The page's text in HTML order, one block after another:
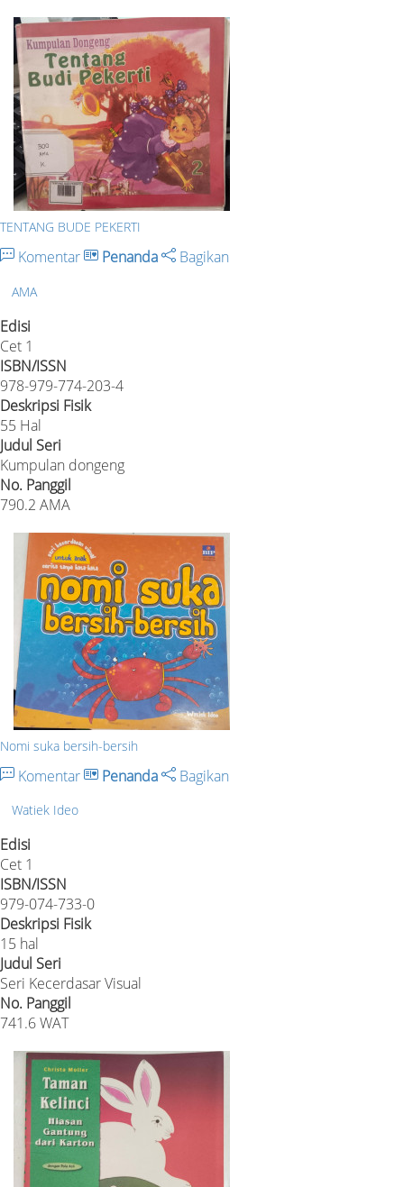
TENTANG BUDE PEKERTI
Komentar Penanda Bagikan
AMA
Edisi
Cet 1
ISBN/ISSN
978-979-774-203-4
Deskripsi Fisik
55 Hal
Judul Seri
Kumpulan dongeng
No. Panggil
790.2 AMA
Nomi suka bersih-bersih
Komentar Penanda Bagikan
Watiek Ideo
Edisi
Cet 1
ISBN/ISSN
979-074-733-0
Deskripsi Fisik
15 hal
Judul Seri
Seri Kecerdasar Visual
No. Panggil
741.6 WAT